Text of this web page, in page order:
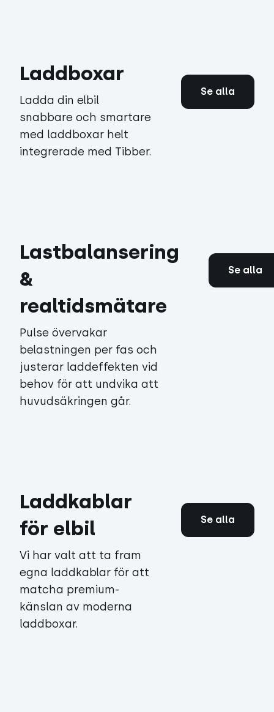
Laddboxar
Ladda din elbil
snabbare och smartare
med laddboxar helt
integrerade med Tibber.
Se alla
Lastbalansering
&
realtidsmätare
Pulse övervakar
belastningen per fas och
justerar laddeffekten vid
behov för att undvika att
huvudsäkringen går.
Se alla
Laddkablar
för elbil
Vi har valt att ta fram
egna laddkablar för att
matcha premium-
känslan av moderna
laddboxar.
Se alla